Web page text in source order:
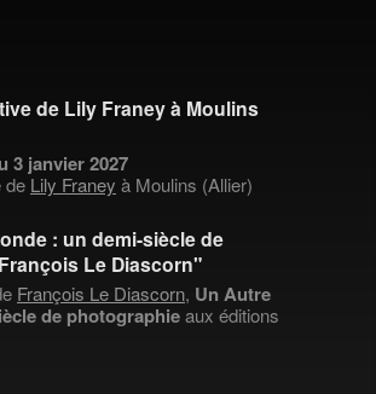
de Lily Franey à Moulins
3 janvier 2027
de Lily Franey à Moulins (Allier)
: un demi-siècle de
Le Diascorn"
François Le Diascorn, Un Autre
de photographieaux éditions